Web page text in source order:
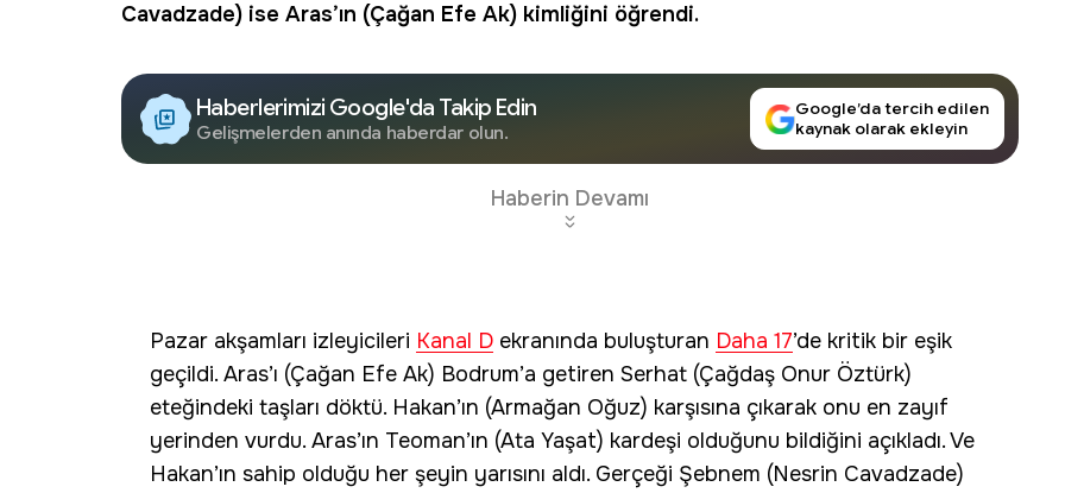
Cavadzade) ise Aras’ın (Çağan Efe Ak) kimliğini öğrendi.
Haberlerimizi Google'da Takip Edin
Gelişmelerden anında haberdar olun.
Google’da tercih edilen
kaynak olarak ekleyin
Haberin Devamı
Pazar akşamları izleyicileri Kanal D ekranında buluşturan Daha 17’de kritik bir eşik
geçildi. Aras’ı (Çağan Efe Ak) Bodrum’a getiren Serhat (Çağdaş Onur Öztürk)
eteğindeki taşları döktü. Hakan’ın (Armağan Oğuz) karşısına çıkarak onu en zayıf
yerinden vurdu. Aras’ın Teoman’ın (Ata Yaşat) kardeşi olduğunu bildiğini açıkladı. Ve
Hakan’ın sahip olduğu her şeyin yarısını aldı. Gerçeği Şebnem (Nesrin Cavadzade)